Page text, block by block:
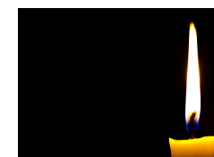
силы перед долгой зимовкой.